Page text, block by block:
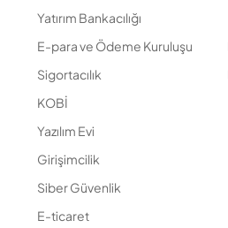
Yatırım Bankacılığı
E-para ve Ödeme Kuruluşu
Sigortacılık
KOBİ
Yazılım Evi
Girişimcilik
Siber Güvenlik
E-ticaret